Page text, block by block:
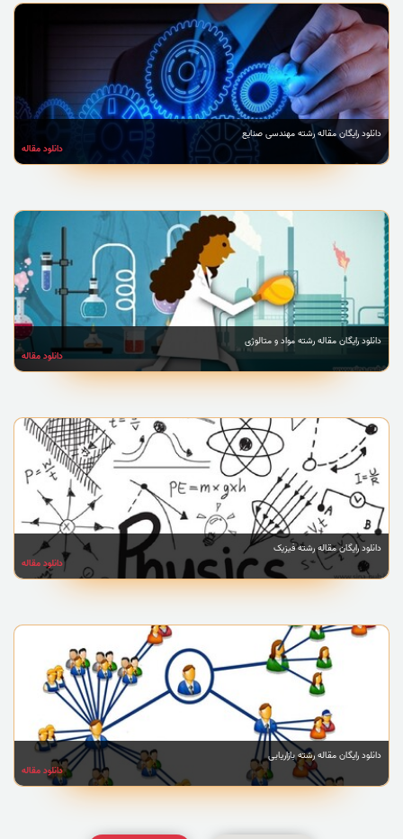
دانلود رایگان مقاله رشته مهندسی صنایع
دانلود مقاله
دانلود رایگان مقاله رشته مواد و متالوژی
دانلود مقاله
دانلود رایگان مقاله رشته فیزیک
دانلود مقاله
دانلود رایگان مقاله رشته بازاریابی
دانلود مقاله